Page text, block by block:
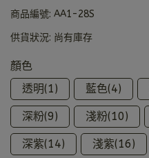
商品編號: AA1-28S
供貨狀況: 尚有庫存
顏色
透明(1)
藍色(4)
深粉(9) 淺粉(10)
深紫(14) 淺紫(16)